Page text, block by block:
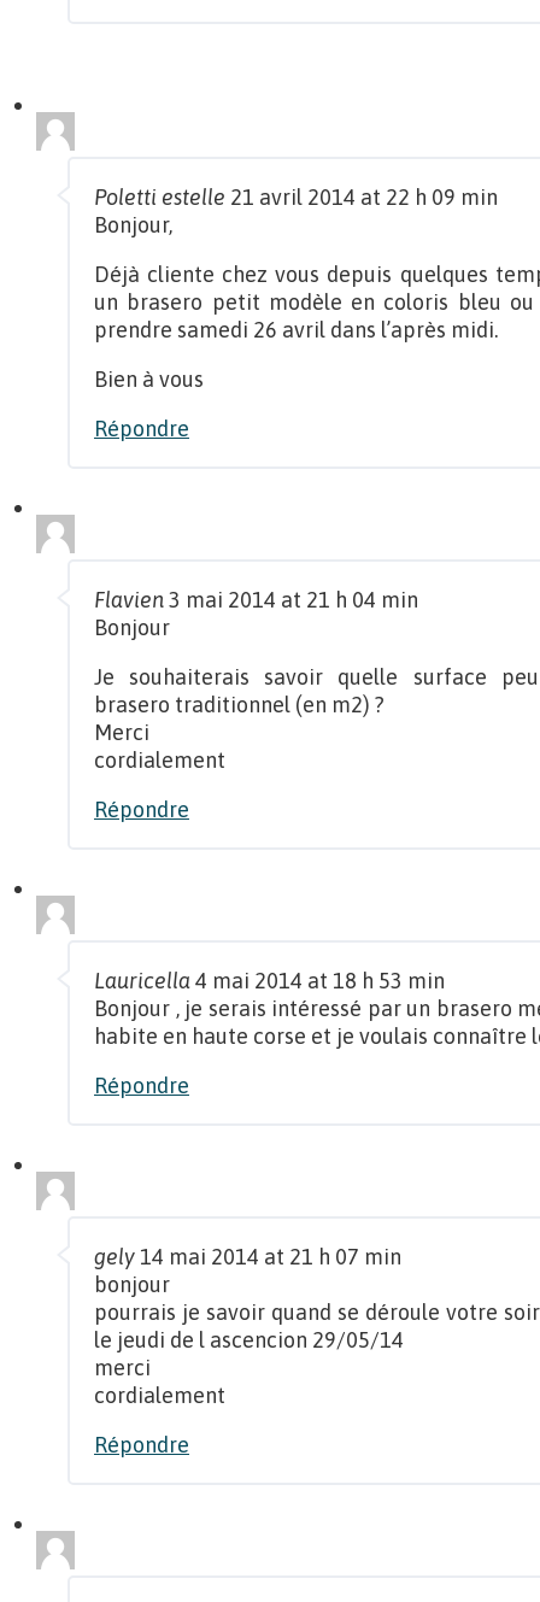
Poletti estelle 21 avril 2014 at 22 h 09 min
Bonjour,
Déjà cliente chez vous depuis quelques
un brasero petit modèle en coloris bleu ou
prendre samedi 26 avril dans l’après midi.
Bien à vous
Répondre
Flavien3 mai 2014 at 21 h 04 min
Bonjour
Je souhaiterais savoir quelle surface
brasero traditionnel (en m2) ?
Merci
cordialement
Répondre
Lauricella4 mai 2014 at 18 h 53 min
Bonjour , je serais intéressé par un brasero
habite en haute corse et je voulais connaître
Répondre
gely 14 mai 2014 at 21 h 07 min
bonjour
pourrais je savoir quand se déroule votre
le jeudi de l ascencion 29/05/14
merci
cordialement
Répondre